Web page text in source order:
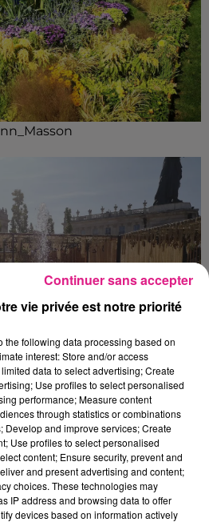
vie privée est notre priorité
the following data processing based on
interest: Store and/or access
data to select advertising; Create
Use profiles to select personalised
performance; Measure content
through statistics or combinations
Develop and improve services; Create
Use profiles to select personalised
content; Ensure security, prevent and
and present advertising and content;
choices. These technologies may
IP address and browsing data to offer
devices based on information actively
Continuer sans accepter